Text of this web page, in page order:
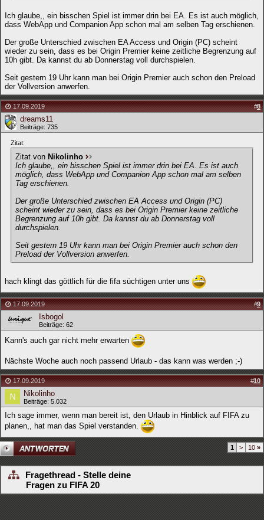
Ich glaube,, ein bisschen Spiel ist immer drin bei EA. Es ist auch möglich,
dass WebApp und Companion App schon mal am selben Tag erschienen.
Der große Unterschied zwischen EA Access und Origin (PC) scheint
wieder zu sein, dass es bei Origin Premier keine zeitliche Begrenzung auf
10h gibt. Da kannst du ab Donnerstag voll durchspielen.
Seit gestern 19 Uhr kann man bei Origin Premier auch schon den Preload
der Vollversion anwerfen.
17.09.2019 #8
dreams11
Beiträge: 735
Zitat:
Zitat von Nikolinho
Ich glaube,, ein bisschen Spiel ist immer drin bei EA. Es ist auch
möglich, dass WebApp und Companion App schon mal am selben
Tag erschienen.
Der große Unterschied zwischen EA Access und Origin (PC)
scheint wieder zu sein, dass es bei Origin Premier keine zeitliche
Begrenzung auf 10h gibt. Da kannst du ab Donnerstag voll
durchspielen.
Seit gestern 19 Uhr kann man bei Origin Premier auch schon den
Preload der Vollversion anwerfen.
hach klingt das göttlich für die fifa süchtigen unter uns
17.09.2019 #9
Isbogol
Beiträge: 62
Kann's auch gar nicht mehr erwarten
Nächste Woche auch noch passend Urlaub - das kann was werden ;-)
17.09.2019 #10
Nikolinho
Beiträge: 5.032
Ich sage immer, wenn man bereit ist, den Urlaub in Hinblick auf FIFA zu
planen,, hat man das Spiel verstanden.
1 > 10 »
Fragethread - Stelle deine
Fragen zu FIFA 20